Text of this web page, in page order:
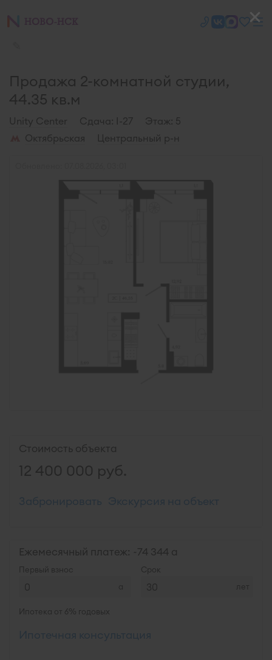
Продажа 2-комнатной студии,
44.35 кв.м
Unity Center Cдача: I-27
Этаж: 5
Октябрьская
Центральный р-н
Стоимость объекта
12 400 000 руб.
Экскурсия на объект
Забронировать
Ежемесячный платеж: ~74 344
Первый взнос
Срок
Ипотека от 6% годовых
Ипотечная консультация